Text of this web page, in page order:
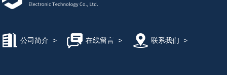
公司简介 > 在线留言> 联系我们 >